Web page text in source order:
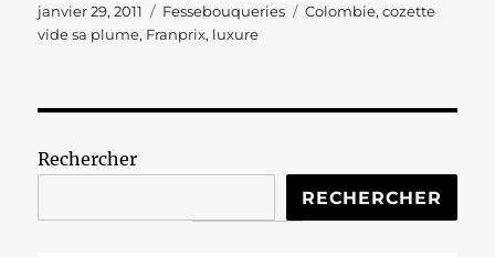
Publié
le
janvier 29, 2011 Catégories
Fessebouqueries Étiquettes
Colombie,cozette
vide sa plume, Franprix, luxure
Rechercher
RECHERCHER